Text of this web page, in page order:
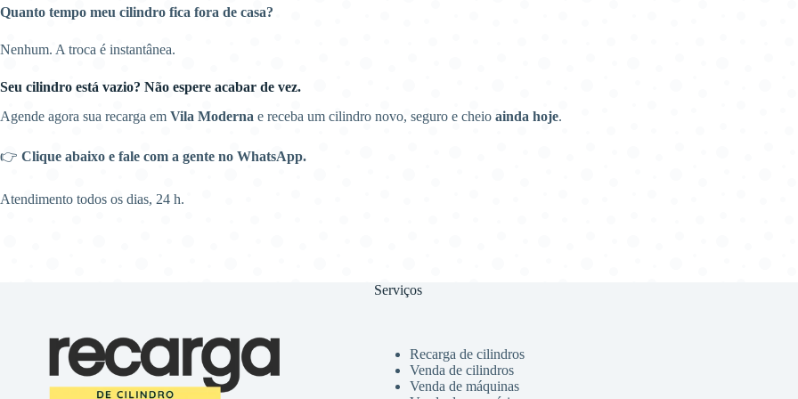
Quanto tempo meu cilindro fica fora de casa?
Nenhum. A troca é instantânea.
Seu cilindro está vazio? Não espere acabar de vez.
Agende agora sua recarga em Vila Moderna e receba um cilindro novo, seguro e cheio ainda hoje.
👉 Clique abaixo e fale com a gente no WhatsApp.
Atendimento todos os dias, 24 h.
Serviços
Recarga de cilindros
Venda de cilindros
Venda de máquinas